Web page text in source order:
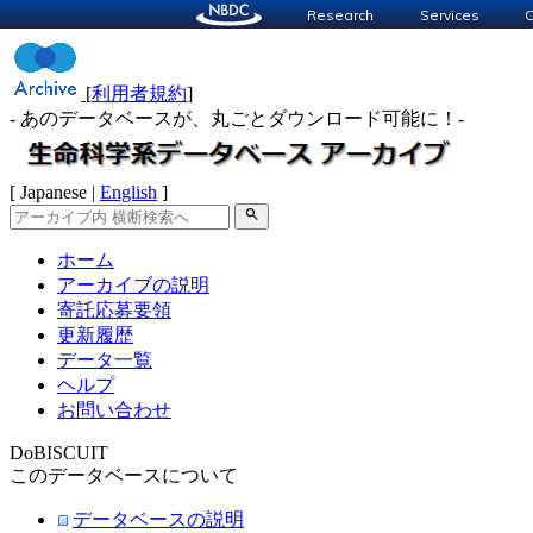
Research Services
[利用者規約]
- あのデータベースが、丸ごとダウンロード可能に！-
[ Japanese | English ]
search
ホーム
アーカイブの説明
寄託応募要領
更新履歴
データ一覧
ヘルプ
お問い合わせ
DoBISCUIT
このデータベースについて
データベースの説明